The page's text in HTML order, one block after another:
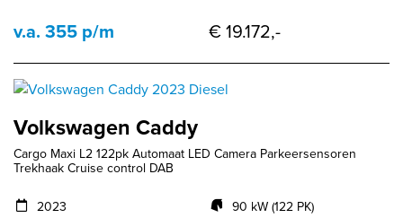
v.a. 355 p/m € 19.172,-
Volkswagen Caddy
Cargo Maxi L2 122pk Automaat LED Camera Parkeersensoren
Trekhaak Cruise control DAB
2023
90 kW (122 PK)